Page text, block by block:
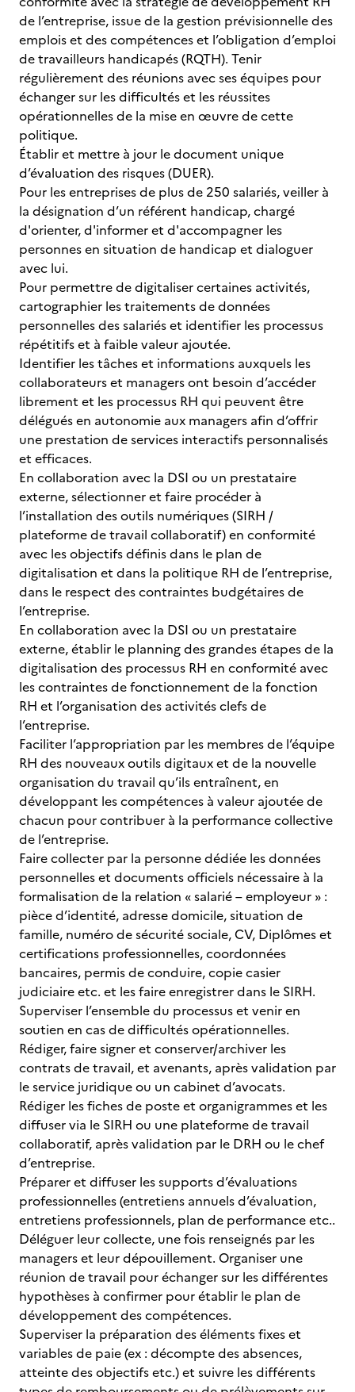
de l’entreprise, issue de la gestion prévisionnelle des
emplois et des compétences et l’obligation d’emploi
de travailleurs handicapés (RQTH). Tenir
régulièrement des réunions avec ses équipes pour
échanger sur les difficultés et les réussites
opérationnelles de la mise en œuvre de cette
politique.
Établir et mettre à jour le document unique
d’évaluation des risques (DUER).
Pour les entreprises de plus de 250 salariés, veiller à
la désignation d’un référent handicap, chargé
d'orienter, d'informer et d'accompagner les
personnes en situation de handicap et dialoguer
avec lui.
Pour permettre de digitaliser certaines activités,
cartographier les traitements de données
personnelles des salariés et identifier les processus
répétitifs et à faible valeur ajoutée.
Identifier les tâches et informations auxquels les
collaborateurs et managers ont besoin d’accéder
librement et les processus RH qui peuvent être
délégués en autonomie aux managers afin d’offrir
une prestation de services interactifs personnalisés
et efficaces.
En collaboration avec la DSI ou un prestataire
externe, sélectionner et faire procéder à
l’installation des outils numériques (SIRH /
plateforme de travail collaboratif) en conformité
avec les objectifs définis dans le plan de
digitalisation et dans la politique RH de l’entreprise,
dans le respect des contraintes budgétaires de
l’entreprise.
En collaboration avec la DSI ou un prestataire
externe, établir le planning des grandes étapes de la
digitalisation des processus RH en conformité avec
les contraintes de fonctionnement de la fonction
RH et l’organisation des activités clefs de
l’entreprise.
Faciliter l’appropriation par les membres de l’équipe
RH des nouveaux outils digitaux et de la nouvelle
organisation du travail qu’ils entraînent, en
développant les compétences à valeur ajoutée de
chacun pour contribuer à la performance collective
de l’entreprise.
Faire collecter par la personne dédiée les données
personnelles et documents officiels nécessaire à la
formalisation de la relation « salarié – employeur » :
pièce d’identité, adresse domicile, situation de
famille, numéro de sécurité sociale, CV, Diplômes et
certifications professionnelles, coordonnées
bancaires, permis de conduire, copie casier
judiciaire etc. et les faire enregistrer dans le SIRH.
Superviser l’ensemble du processus et venir en
soutien en cas de difficultés opérationnelles.
Rédiger, faire signer et conserver/archiver les
contrats de travail, et avenants, après validation par
le service juridique ou un cabinet d’avocats.
Rédiger les fiches de poste et organigrammes et les
diffuser via le SIRH ou une plateforme de travail
collaboratif, après validation par le DRH ou le chef
d’entreprise.
Préparer et diffuser les supports d’évaluations
professionnelles (entretiens annuels d’évaluation,
entretiens professionnels, plan de performance etc..
Déléguer leur collecte, une fois renseignés par les
managers et leur dépouillement. Organiser une
réunion de travail pour échanger sur les différentes
hypothèses à confirmer pour établir le plan de
développement des compétences.
Superviser la préparation des éléments fixes et
variables de paie (ex : décompte des absences,
atteinte des objectifs etc.) et suivre les différents